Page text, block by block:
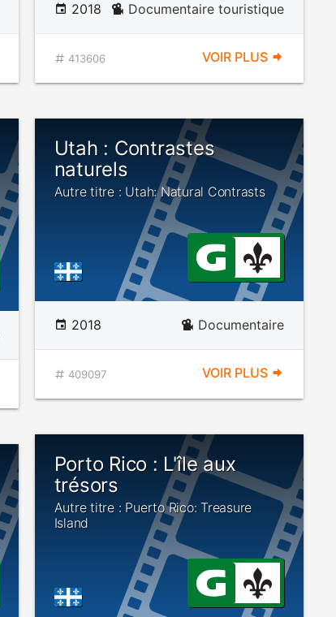
2018 Documentaire touristique
413606 VOIR PLUS
Utah : Contrastes
naturels
Autre titre : Utah: Natural Contrasts
2018 Documentaire
409097 VOIR PLUS
Porto Rico : L'île aux
trésors
Autre titre : Puerto Rico: Treasure
Island